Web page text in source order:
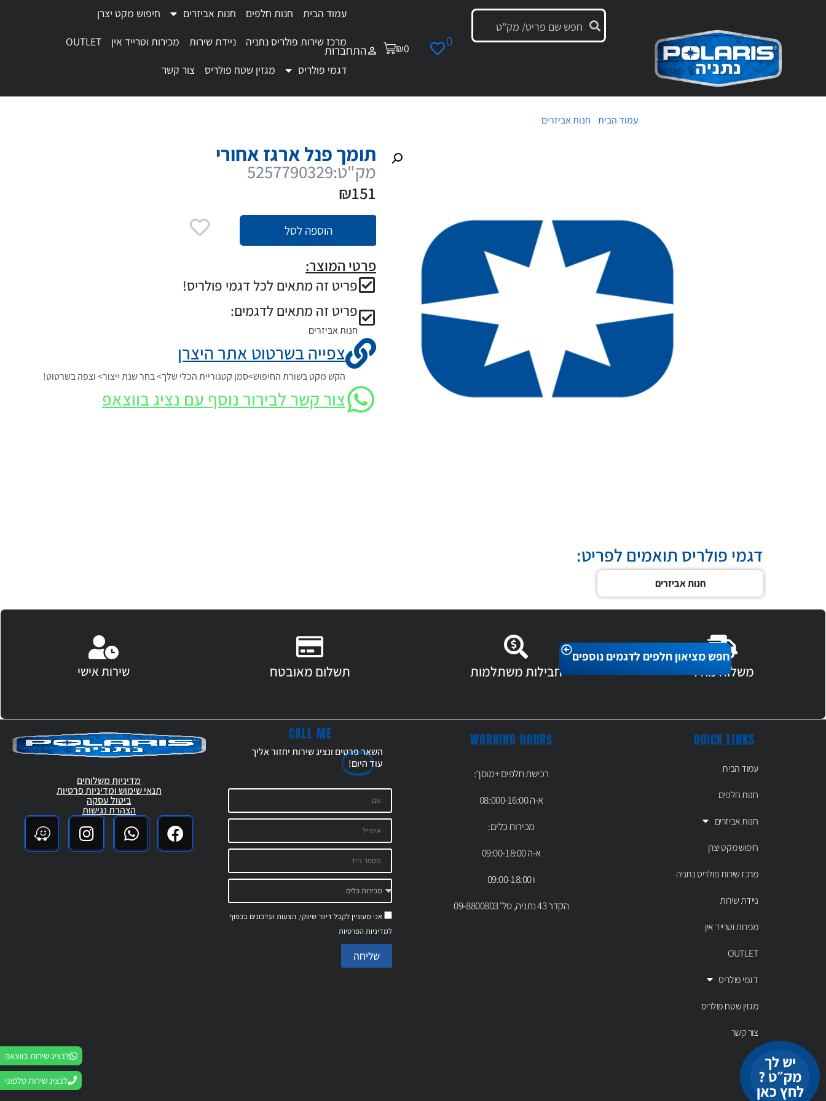
0
₪0 התחברות
עמוד הבית חנות חלפים חנות אביזרים
חיפוש מקט יצרן
מרכז שירות פולריס נתניה
ניידת שירות מכירות וטרייד אין
OUTLET
דגמי פולריס
מגזין שטח פולריס צור קשר
תומך פנל ארגז אחורי
מק"ט:5257790329
₪151
הוספה לסל
פרטי המוצר:
פריט זה מתאים לכל דגמי פולריס!
פריט זה מתאים לדגמים:
חנות אביזרים
צפייה בשרטוט אתר היצרן
הקש מקט בשורת החיפוש>סמן קטגוריית הכלי שלך> בחר שנת ייצור> וצפה בשרטוט!
צור קשר לבירור נוסף עם נציג בווצאפ
חפש מציאון חלפים לדגמים נוספים
עמוד הבית/ חנות אביזרים
דגמי פולריס תואמים לפריט:
חנות אביזרים
משלוח מהיר חבילות משתלמות תשלום מאובטח שירות אישי
QUICK LINKS
עמוד הבית
חנות חלפים
חנות אביזרים
חיפוש מקט יצרן
מרכז שירות פולריס נתניה
ניידת שירות
מכירות וטרייד אין
OUTLET
דגמי פולריס
מגזין שטח פולריס
צור קשר
יש לך
מק״ט ?
לחץ כאן
WORKING HOURS
רכישת חלפים +מוסך:
א-ה 08:000-16:00
מכירות כלים:
א-ה 09:00-18:00
ו 09:00-18:00
הקדר 43 נתניה, טל' 09-8800803
CALL ME
השאר פרטים ונציג שירות יחזור אליך
עודהיום!
אני מעוניין לקבל דיוור שיווקי, הצעות ועדכונים בכפוף
למדיניות הפרטיות
שליחה
לנציג שירות בווצאפ
לנציג שירות טלפוני
מדיניות משלוחים
תנאי שימוש ומדיניות פרטיות
ביטול עסקה
הצהרת נגישות